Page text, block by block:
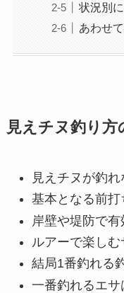
状況別
あわせ
見えチヌ釣り
見えチヌが釣
基本となる前
岸壁や堤防で有
ルアーで楽し
結局1番釣れる
一番釣れるエサ